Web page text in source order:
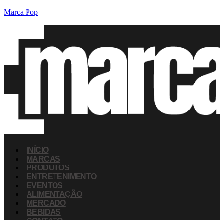
Marca Pop
INÍCIO
MARCAS
PRODUTOS
ENTRETENIMENTO
EVENTOS
ALIMENTAÇÃO
MERCADO
BEBIDAS